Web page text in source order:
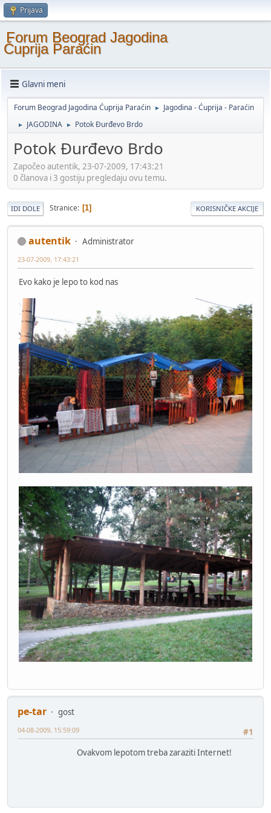
Prijava
Forum Beograd Jagodina
Ćuprija Paraćin
Glavni meni
Forum Beograd Jagodina Ćuprija Paraćin ► Jagodina - Ćuprija - Paraćin
► JAGODINA ► Potok Đurđevo Brdo
Potok Đurđevo Brdo
Započeo autentik, 23-07-2009, 17:43:21
0 članova i 3 gostiju pregledaju ovu temu.
IDI DOLE Stranice 1 KORISNIČKE AKCIJE
autentik Administrator
23-07-2009, 17:43:21
Evo kako je lepo to kod nas
pe-tar
gost
#1
04-08-2009, 15:59:09
Ovakvom lepotom treba zaraziti Internet!